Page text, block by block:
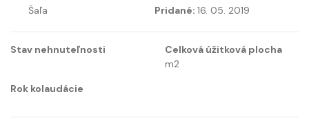
Šaľa Pridané: 16. 05. 2019
Stav nehnuteľnosti
Celková úžitková plocha
m2
Rok kolaudácie